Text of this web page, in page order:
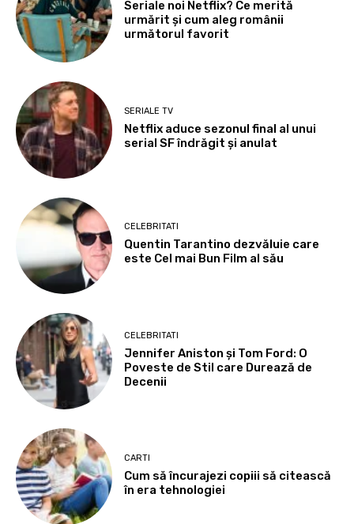
Seriale noi Netflix? Ce merită
urmărit și cum aleg românii
următorul favorit
SERIALE TV
Netflix aduce sezonul final al unui
serial SF îndrăgit și anulat
CELEBRITATI
Quentin Tarantino dezvăluie care
este Cel mai Bun Film al său
CELEBRITATI
Jennifer Aniston și Tom Ford: O
Poveste de Stil care Durează de
Decenii
CARTI
Cum să încurajezi copiii să citească
în era tehnologiei